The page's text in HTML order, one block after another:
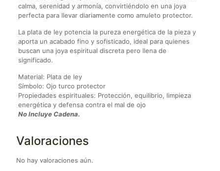
calma, serenidad y armonía, convirtiéndolo en una joya
perfecta para llevar diariamente como amuleto protector.
La plata de ley potencia la pureza energética de la pieza y
aporta un acabado fino y sofisticado, ideal para quienes
buscan una joya espiritual discreta pero llena de
significado.
Material: Plata de ley
Símbolo: Ojo turco protector
Propiedades espirituales: Protección, equilibrio, limpieza
energética y defensa contra el mal de ojo
No Incluye Cadena.
Valoraciones
No hay valoraciones aún.